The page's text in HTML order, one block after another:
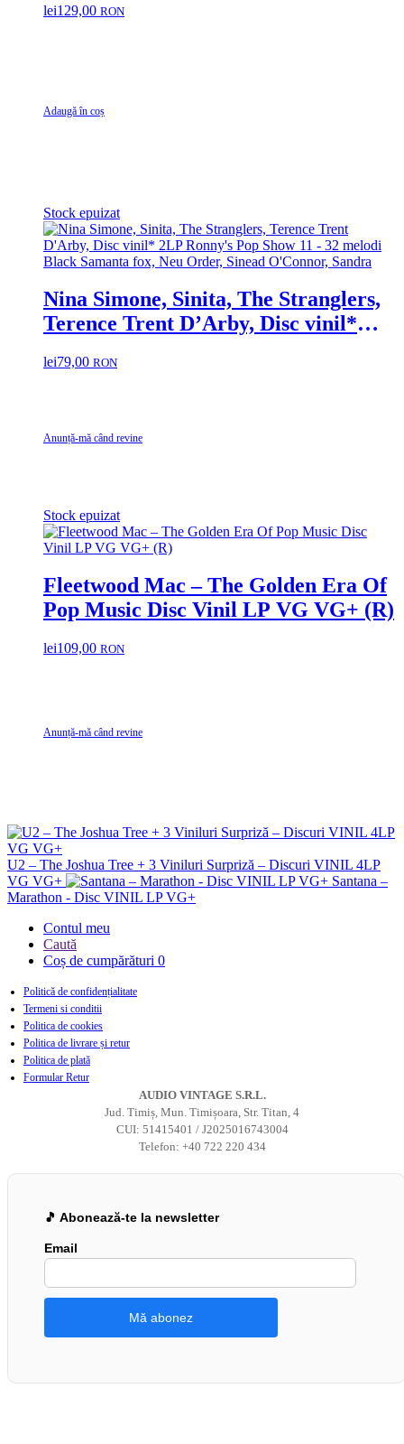
lei129,00 RON
Adaugă în coș
Stock epuizat
Nina Simone, Sinita, The Stranglers,
Terence Trent D’Arby, Disc vinil*
melodi Black Samanta fox, Neu
lei79,00 RON
Anunță-mă când revine
Stock epuizat
Fleetwood Mac – The Golden Era Of
Pop Music Disc Vinil LP VG VG+ (R)
lei109,00 RON
Anunță-mă când revine
U2 – The Joshua Tree + 3 Viniluri Surpriză – Discuri VINIL 4LP
VG VG+
Santana –
Marathon - Disc VINIL LP VG+
Contul meu
Caută
Coș de cumpărături 0
Politică de confidențialitate
Termeni si conditii
Politica de cookies
Politica de livrare și retur
Politica de plată
Formular Retur
AUDIO VINTAGE S.R.L.
Jud. Timiș, Mun. Timișoara, Str. Titan, 4
CUI: 51415401 / J2025016743004
Telefon: +40 722 220 434
🎵 Abonează-te la newsletter
Email